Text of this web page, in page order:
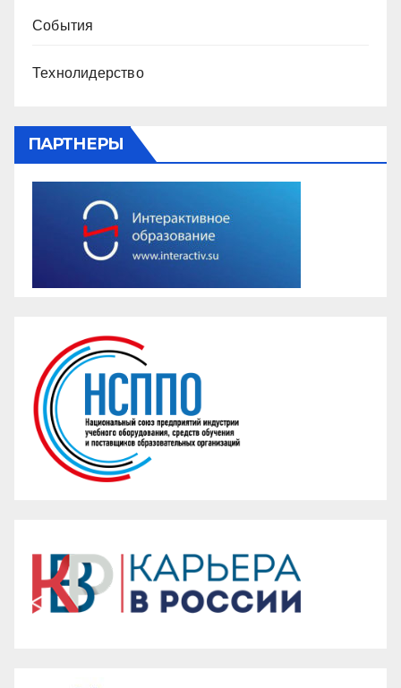
События
Технолидерство
ПАРТНЕРЫ